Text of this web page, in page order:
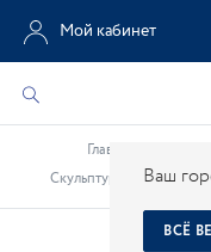
Ваш
ВСЁ
Мой кабинет
Главная
Скульптура форма